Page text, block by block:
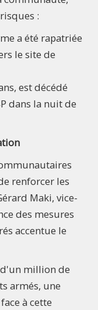
:
a été rapatriée
le site de
est décédé
dans la nuit de
renforcer les
Maki, vice-
des mesures
accentue le
million de
armés, une
à cette